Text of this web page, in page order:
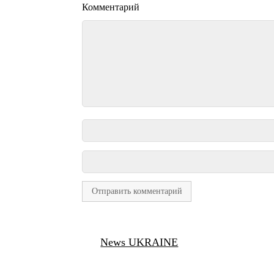
Комментарий
News UKRAINE